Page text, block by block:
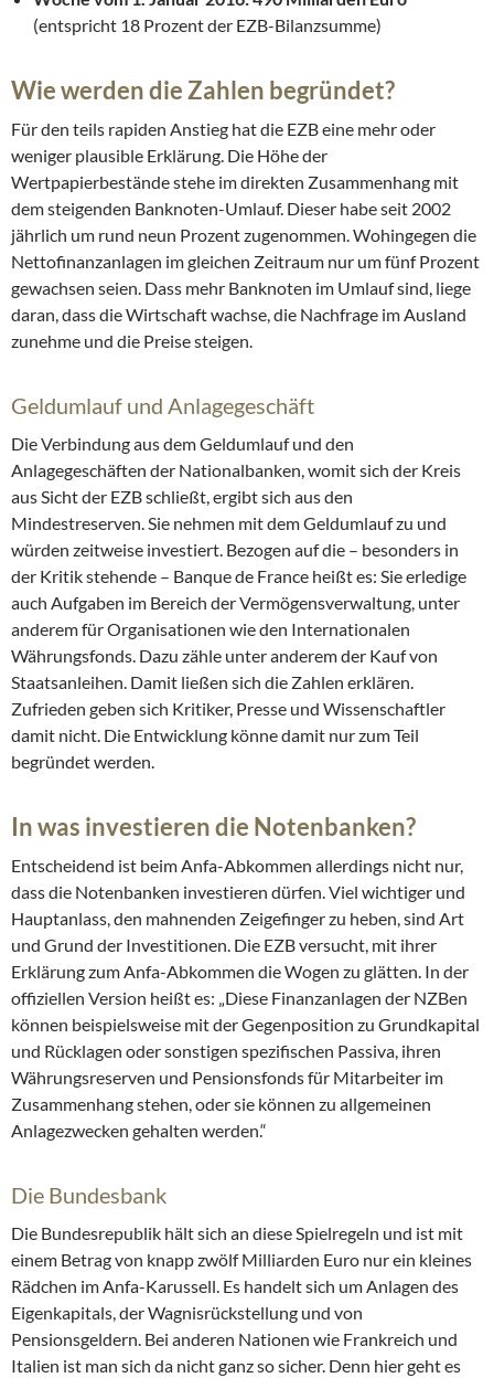
(entspricht 18 Prozent der EZB-Bilanzsumme)
Wie werden die Zahlen begründet?
Für den teils rapiden Anstieg hat die EZB eine mehr oder
weniger plausible Erklärung. Die Höhe der
Wertpapierbestände stehe im direkten Zusammenhang mit
dem steigenden Banknoten-Umlauf. Dieser habe seit 2002
jährlich um rund neun Prozent zugenommen. Wohingegen die
Nettofinanzanlagen im gleichen Zeitraum nur um fünf Prozent
gewachsen seien. Dass mehr Banknoten im Umlauf sind, liege
daran, dass die Wirtschaft wachse, die Nachfrage im Ausland
zunehme und die Preise steigen.
Geldumlauf und Anlagegeschäft
Die Verbindung aus dem Geldumlauf und den
Anlagegeschäften der Nationalbanken, womit sich der Kreis
aus Sicht der EZB schließt, ergibt sich aus den
Mindestreserven. Sie nehmen mit dem Geldumlauf zu und
würden zeitweise investiert. Bezogen auf die – besonders in
der Kritik stehende – Banque de France heißt es: Sie erledige
auch Aufgaben im Bereich der Vermögensverwaltung, unter
anderem für Organisationen wie den Internationalen
Währungsfonds. Dazu zähle unter anderem der Kauf von
Staatsanleihen. Damit ließen sich die Zahlen erklären.
Zufrieden geben sich Kritiker, Presse und Wissenschaftler
damit nicht. Die Entwicklung könne damit nur zum Teil
begründet werden.
In was investieren die Notenbanken?
Entscheidend ist beim Anfa-Abkommen allerdings nicht nur,
dass die Notenbanken investieren dürfen. Viel wichtiger und
Hauptanlass, den mahnenden Zeigefinger zu heben, sind Art
und Grund der Investitionen. Die EZB versucht, mit ihrer
Erklärung zum Anfa-Abkommen die Wogen zu glätten. In der
offiziellen Version heißt es: „Diese Finanzanlagen der NZBen
können beispielsweise mit der Gegenposition zu Grundkapital
und Rücklagen oder sonstigen spezifischen Passiva, ihren
Währungsreserven und Pensionsfonds für Mitarbeiter im
Zusammenhang stehen, oder sie können zu allgemeinen
Anlagezwecken gehalten werden.“
Die Bundesbank
Die Bundesrepublik hält sich an diese Spielregeln und ist mit
einem Betrag von knapp zwölf Milliarden Euro nur ein kleines
Rädchen im Anfa-Karussell. Es handelt sich um Anlagen des
Eigenkapitals, der Wagnisrückstellung und von
Pensionsgeldern. Bei anderen Nationen wie Frankreich und
Italien ist man sich da nicht ganz so sicher. Denn hier geht es